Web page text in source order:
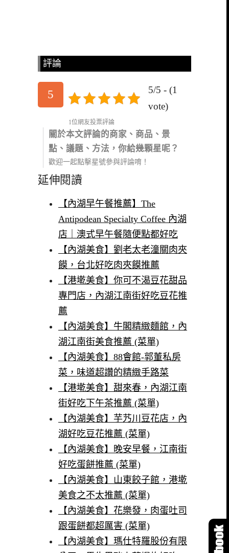
評論
5
5/5 - (1
vote)
1位網友投票評論
關於本文評論的商家、商品、景
點、議題、方法，你給幾顆星呢？
歡迎一起點擊星號參與評論唷！
延伸閱讀
【內湖早午餐推薦】The
Antipodean Specialty Coffee 內湖
店｜澳式早午餐隨便點都好吃
【內湖美食】劉老太老潼關肉夾
饃，台北好吃肉夾饃推薦
【港墘美食】你可不渴豆花甜品
專門店，內湖江南街好吃豆花推
薦
【內湖美食】牛閣精緻麵館，內
湖江南街美食推薦 (菜單)
【內湖美食】88會館-郭董私房
菜，味道超讚的精緻手路菜
【港墘美食】甜來春，內湖江南
街好吃下午茶推薦 (菜單)
【內湖美食】芋艿川豆花店，內
湖好吃豆花推薦 (菜單)
【內湖美食】晚安早餐，江南街
好吃蛋餅推薦 (菜單)
【內湖美食】山東餃子館，港墘
美食之不太推薦 (菜單)
【內湖美食】花樂發，肉蛋吐司
跟蛋餅都超厲害 (菜單)
【內湖美食】瑪仕特羅股份有限